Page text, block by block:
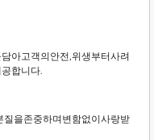
아고객의안전,위생부터사려
합니다.
을존중하며변함없이사랑받